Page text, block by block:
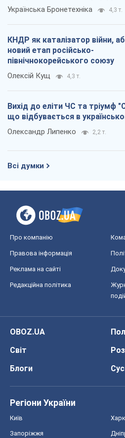
Українська Бронетехніка 4,3 т.
КНДР як каталізатор війни,
новий етап російсько-
північнокорейського союзу
Олексій Кущ 4,3 т.
Вихід до еліти ЧС та тріумф
що відбувається в
Олександр Липенко 2,2 т.
Всі думки
Про компанію
Правова інформація
Реклама на сайті
Редакційна політика
OBOZ.UA
Світ
Блоги
Регіони України
Київ
Запоріжжя